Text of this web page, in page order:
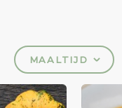
MAALTIJD